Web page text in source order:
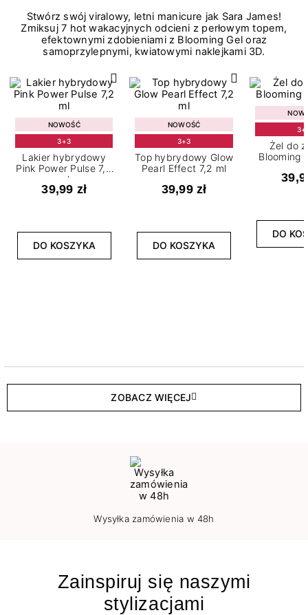
Stwórz swój viralowy, letni manicure jak Sara James!
Zmiksuj 7 hot wakacyjnych odcieni z perłowym topem,
efektownymi zdobieniami z Blooming Gel oraz
samoprzylepnymi, kwiatowymi naklejkami 3D.
NOWOŚĆ
3+3
Lakier hybrydowy
Pink Power Pulse 7,2
ml
39,99 zł
DO KOSZYKA
NOWOŚĆ
3+3
Top hybrydowy Glow
Pearl Effect 7,2 ml
39,99 zł
DO KOSZYKA
Żel do
Blooming
DO
ZOBACZ WIĘCEJ
Wysyłka zamówienia w 48h
Zainspiruj się naszymi
stylizacjami